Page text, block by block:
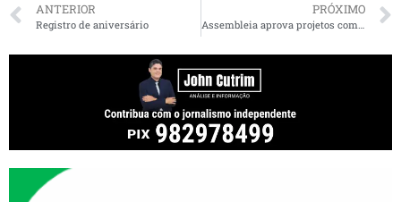
ANTERIOR
Registro de aniversário
PRÓXIMO